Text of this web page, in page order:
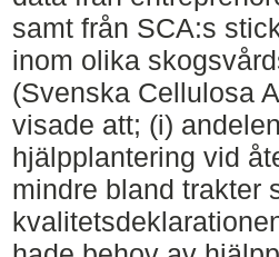
samt från SCA:s
inom olika
(Svenska Cellulosa
visade att; (i)
hjälpplantering vid
mindre bland trakter